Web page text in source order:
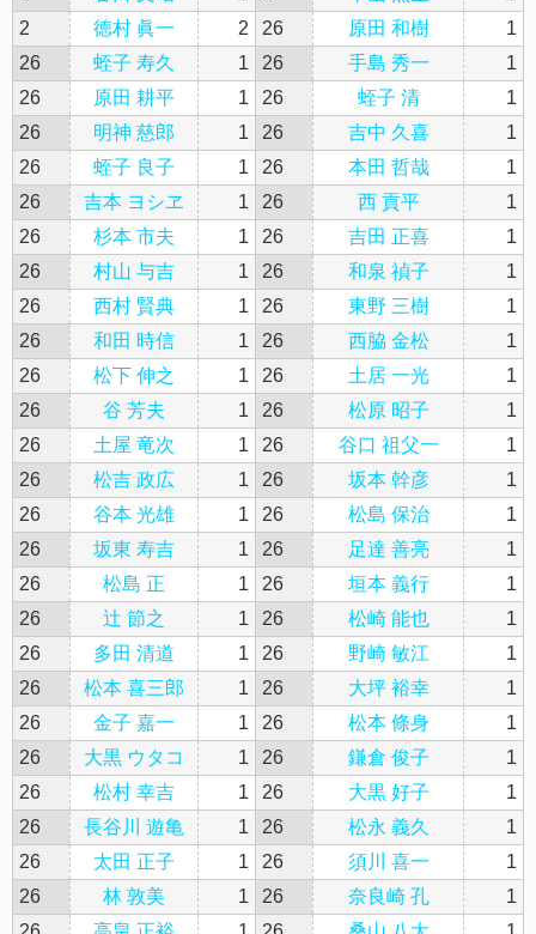
2
徳村 眞一 2 26 原田 和樹
1
26
蛭子 寿久 1 26 手島 秀一
1
26
原田 耕平 1 26 蛭子 清
1
26
明神 慈郎 1 26 吉中 久喜
1
26
蛭子 良子 1 26 本田 哲哉
1
26
吉本 ヨシヱ 1 26 西 貢平
1
26
杉本 市夫 1 26 吉田 正喜
1
26
村山 与吉 1 26 和泉 禎子
1
26
西村 賢典 1 26 東野 三樹
1
26
和田 時信 1 26 西脇 金松
1
26
松下 伸之 1 26 土居 一光
1
26
谷 芳夫 1 26 松原 昭子
1
26
土屋 竜次 1 26 谷口 祖父一
1
26
松吉 政広 1 26 坂本 幹彦
1
26
谷本 光雄 1 26 松島 保治
1
26
坂東 寿吉 1 26 足達 善亮
1
26
松島 正 1 26 垣本 義行
1
26
辻 節之 1 26 松崎 能也
1
26
多田 清道 1 26 野崎 敏江
1
26
松本 喜三郎 1 26 大坪 裕幸
1
26
金子 嘉一 1 26 松本 條身
1
26
大黒 ウタコ 1 26 鎌倉 俊子
1
26
松村 幸吉 1 26 大黒 好子
1
26
長谷川 遊亀 1 26 松永 義久
1
26
太田 正子 1 26 須川 喜一
1
26
林 敦美 1 26 奈良崎 孔
1